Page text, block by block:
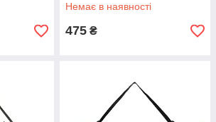
Немає в наявності
475 ₴